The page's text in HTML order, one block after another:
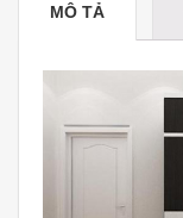
MÔ TẢ